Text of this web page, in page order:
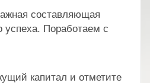
составляющая
успеха. Поработаем с
капитал и отметите